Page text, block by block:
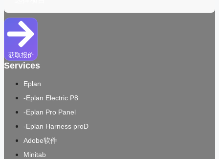
获取报价
Services
Eplan
-Eplan Electric P8
-Eplan Pro Panel
-Eplan Harness proD
Adobe软件
Minitab